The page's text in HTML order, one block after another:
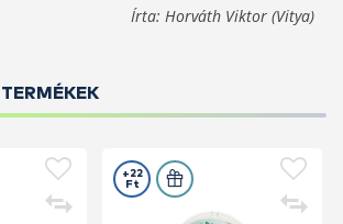
Írta: Horváth Viktor (Vitya)
+22
Ft